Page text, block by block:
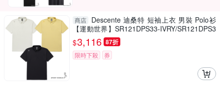
商店
Descente 迪桑特 短袖上衣 男裝 Polo衫
【運動世界】SR121DPS33-IVRY/SR121DPS3
3-MSTD/SR121DPS33-BLK0
$3,116 87折
限時下殺 券